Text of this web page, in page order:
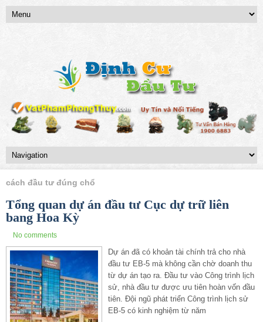
cách đầu tư đúng chổ
Tổng quan dự án đầu tư Cục dự trữ liên
bang Hoa Kỳ
No comments
Dự án đã có khoản tài chính trả cho nhà
đầu tư EB-5 mà không cần chờ doanh thu
từ dự án tạo ra. Đầu tư vào Công trình lịch
sử, nhà đầu tư được ưu tiên hoàn vốn đầu
tiên. Đội ngũ phát triển Công trình lịch sử
EB-5 có kinh nghiệm từ năm